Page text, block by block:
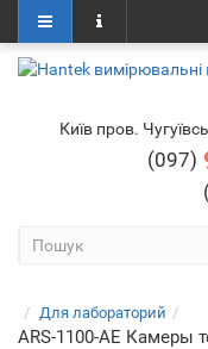
Київ пров.
(097)
Для лабораторий
ARS-1100-AE Камеры